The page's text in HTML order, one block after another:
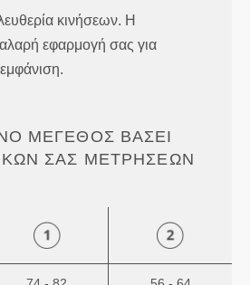
κινήσεων. Η
εφαρμογή σας για
ΜΈΓΕΘΟΣ ΒΆΣΕΙ
ΣΑΣ ΜΕΤΡΉΣΕΩΝ